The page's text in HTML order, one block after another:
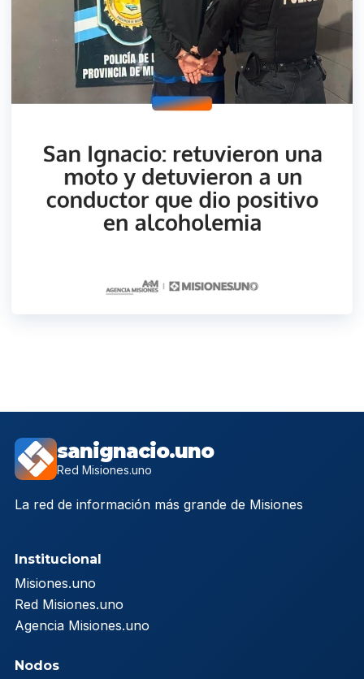
sanignacio.uno
Red Misiones.uno
La red de información más grande de Misiones
Institucional
Misiones.uno
Red Misiones.uno
Agencia Misiones.uno
Nodos